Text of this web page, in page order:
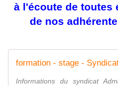
à l'écoute de toutes
de nos
Informations du syndicat